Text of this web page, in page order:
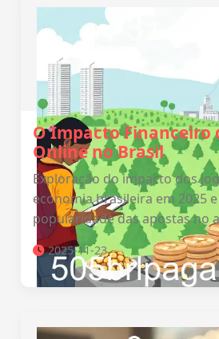
O Impacto Financeiro
Online no Brasil
Exploração do impacto dos
economia brasileira em 2025
popularidade das apostas no
2025-11-23